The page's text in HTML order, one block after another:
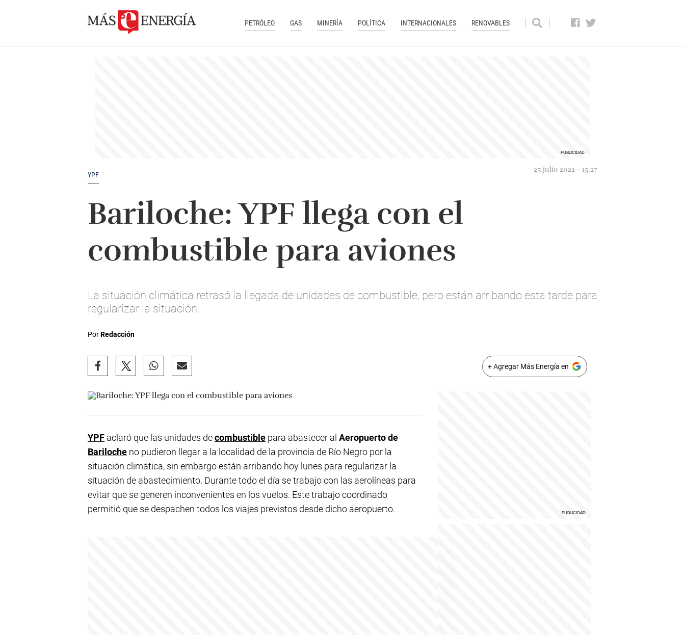
PETRÓLEO GAS MINERÍA POLÍTICA INTERNACIONALES RENOVABLES
YPF
25 julio 2022 - 15:27
Bariloche: YPF llega con el
combustible para aviones
La situación climática retrasó la llegada de unidades de combustible, pero están arribando esta tarde para
regularizar la situación.
PorRedacción
+ Agregar Más Energía en
YPF aclaró que las unidades decombustible para abastecer al Aeropuerto de
Bariloche no pudieron llegar a la localidad de la provincia de Río Negro por la
situación climática, sin embargo están arribando hoy lunes para regularizar la
situación de abastecimiento. Durante todo el día se trabajo con las aerolíneas para
evitar que se generen inconvenientes en los vuelos. Este trabajo coordinado
permitió que se despachen todos los viajes previstos desde dicho aeropuerto.